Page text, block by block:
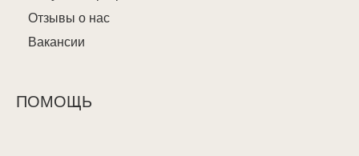
Отзывы о нас
Вакансии
ПОМОЩЬ